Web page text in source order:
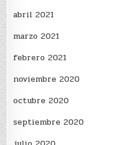
abril 2021
marzo 2021
febrero 2021
noviembre 2020
octubre 2020
septiembre 2020